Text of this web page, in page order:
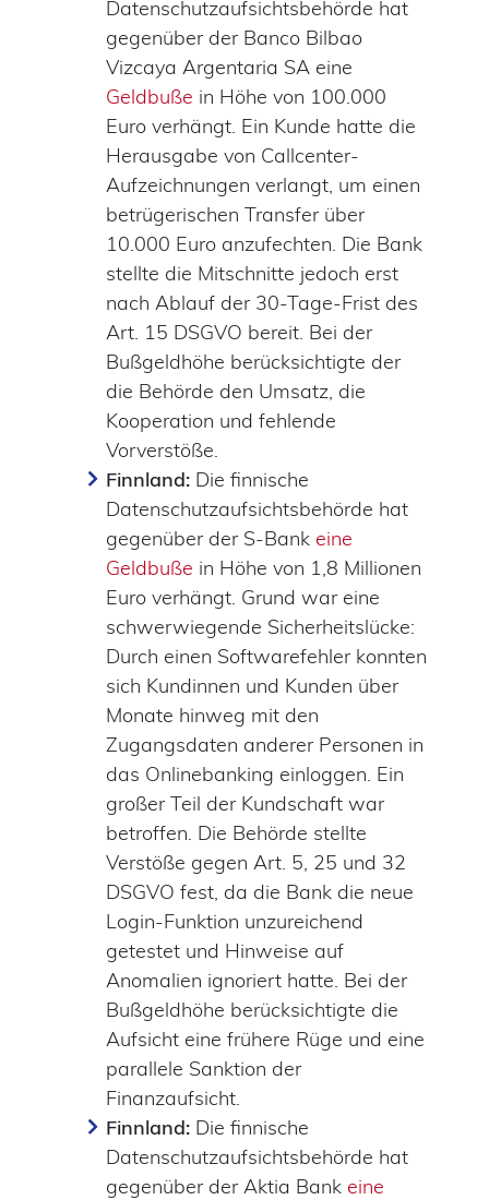
Datenschutzaufsichtsbehörde hat
gegenüber der Banco Bilbao
Vizcaya Argentaria SA eine
Geldbuße in Höhe von 100.000
Euro verhängt. Ein Kunde hatte die
Herausgabe von Callcenter-
Aufzeichnungen verlangt, um einen
betrügerischen Transfer über
10.000 Euro anzufechten. Die Bank
stellte die Mitschnitte jedoch erst
nach Ablauf der 30-Tage-Frist des
Art. 15 DSGVO bereit. Bei der
Bußgeldhöhe berücksichtigte der
die Behörde den Umsatz, die
Kooperation und fehlende
Vorverstöße.
Finnland:Die finnische
Datenschutzaufsichtsbehörde hat
gegenüber der S-Bank eine
Geldbuße in Höhe von 1,8 Millionen
Euro verhängt. Grund war eine
schwerwiegende Sicherheitslücke:
Durch einen Softwarefehler konnten
sich Kundinnen und Kunden über
Monate hinweg mit den
Zugangsdaten anderer Personen in
das Onlinebanking einloggen. Ein
großer Teil der Kundschaft war
betroffen. Die Behörde stellte
Verstöße gegen Art. 5, 25 und 32
DSGVO fest, da die Bank die neue
Login-Funktion unzureichend
getestet und Hinweise auf
Anomalien ignoriert hatte. Bei der
Bußgeldhöhe berücksichtigte die
Aufsicht eine frühere Rüge und eine
parallele Sanktion der
Finanzaufsicht.
Finnland:Die finnische
Datenschutzaufsichtsbehörde hat
gegenüber der Aktia Bank eine